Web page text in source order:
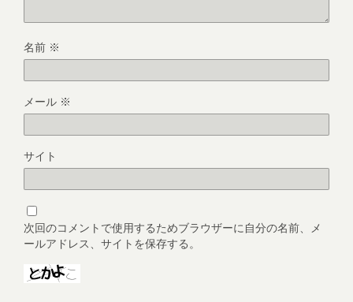
名前 ※
メール ※
サイト
次回のコメントで使用するためブラウザーに自分の名前、メ
ールアドレス、サイトを保存する。